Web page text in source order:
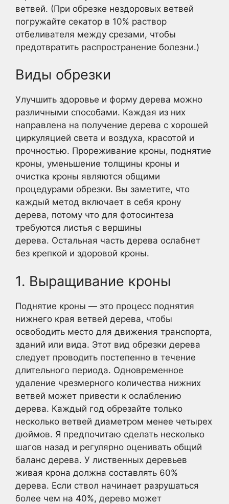
ветвей. (При обрезке нездоровых ветвей
погружайте секатор в 10% раствор
отбеливателя между срезами, чтобы
предотвратить распространение болезни.)
Виды обрезки
Улучшить здоровье и форму дерева можно
различными способами. Каждая из них
направлена на получение дерева с хорошей
циркуляцией света и воздуха, красотой и
прочностью. Прореживание кроны, поднятие
кроны, уменьшение толщины кроны и
очистка кроны являются общими
процедурами обрезки. Вы заметите, что
каждый метод включает в себя крону
дерева, потому что для фотосинтеза
требуются листья с вершины
дерева. Остальная часть дерева ослабнет
без крепкой и здоровой кроны.
1. Выращивание кроны
Поднятие кроны — это процесс поднятия
нижнего края ветвей дерева, чтобы
освободить место для движения транспорта,
зданий или вида. Этот вид обрезки дерева
следует проводить постепенно в течение
длительного периода. Одновременное
удаление чрезмерного количества нижних
ветвей может привести к ослаблению
дерева. Каждый год обрезайте только
несколько ветвей диаметром менее четырех
дюймов. Я предпочитаю сделать несколько
шагов назад и регулярно оценивать общий
баланс дерева. У лиственных деревьев
живая крона должна составлять 60%
дерева. Если ствол начинает разрушаться
более чем на 40%, дерево может